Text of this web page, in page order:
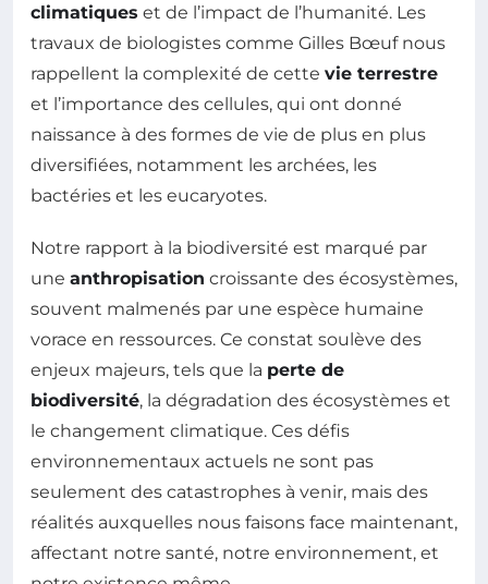
climatiques et de l’impact de l’humanité. Les
travaux de biologistes comme Gilles Bœuf nous
rappellent la complexité de cette vie terrestre
et l’importance des cellules, qui ont donné
naissance à des formes de vie de plus en plus
diversifiées, notamment les archées, les
bactéries et les eucaryotes.
Notre rapport à la biodiversité est marqué par
une anthropisation croissante des écosystèmes,
souvent malmenés par une espèce humaine
vorace en ressources. Ce constat soulève des
enjeux majeurs, tels que la perte de
biodiversité, la dégradation des écosystèmes et
le changement climatique. Ces défis
environnementaux actuels ne sont pas
seulement des catastrophes à venir, mais des
réalités auxquelles nous faisons face maintenant,
affectant notre santé, notre environnement, et